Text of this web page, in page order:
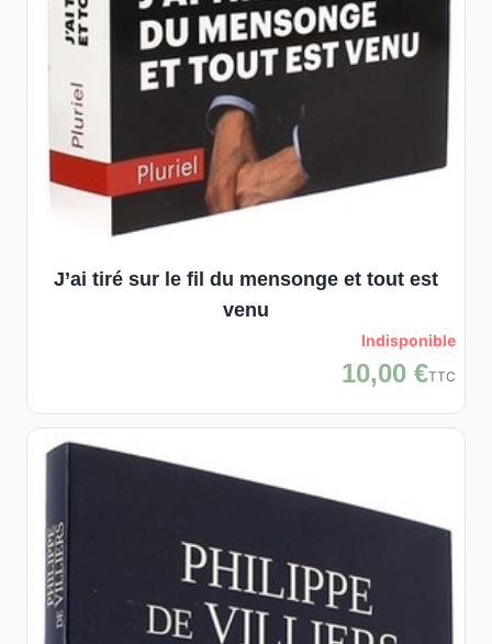
J’ai tiré sur le fil du mensonge et tout est
venu
Indisponible
10,00 €TTC